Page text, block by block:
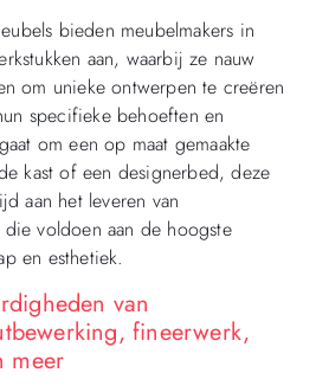
bieden meubelmakers in
aan, waarbij ze nauw
om unieke ontwerpen te creëren
specifieke behoeften en
om een ​​op maat gemaakte
kast of een designerbed, deze
aan het leveren van
voldoen aan de hoogste
en esthetiek.
van
fineerwerk,
meer